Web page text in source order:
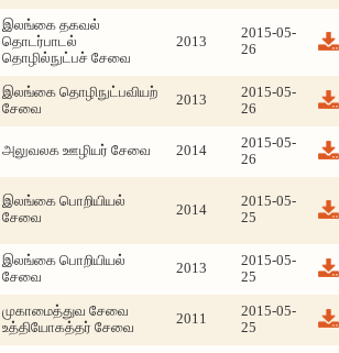
இலங்கை தகவல்
தொடர்பாடல்
தொழில்நுட்பச் சேவை
2013
2015-05-
26
இலங்கை தொழிநுட்பவியற்
சேவை
2013
2015-05-
26
அலுவலக ஊழியர் சேவை 2014
2015-05-
26
இலங்கை பொறியியல்
சேவை
2014
2015-05-
25
இலங்கை பொறியியல்
சேவை
2013
2015-05-
25
முகாமைத்துவ சேவை
உத்தியோகத்தர் சேவை
2011
2015-05-
25